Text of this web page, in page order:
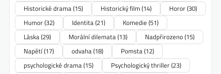
Historické drama(15) Historický film (14) Horor(30)
Humor(32) Identita(21) Komedie (51)
Láska(29) Morální dilemata(13) Nadpřirozeno(15)
Napětí(17) odvaha(18) Pomsta(12)
psychologické drama(15) Psychologický thriller(23)